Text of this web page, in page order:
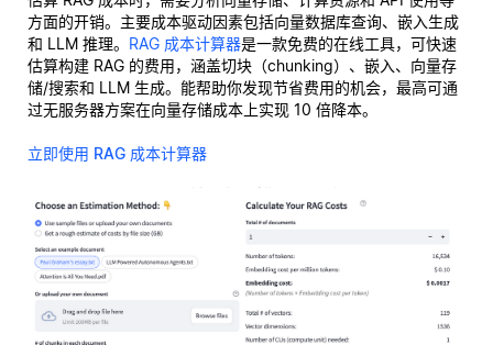
方面的开销。主要成本驱动因素包括向量数据库查询、嵌入生成
和 LLM 推理。 RAG 成本计算器是一款免费的在线工具，可快速
估算构建 RAG 的费用，涵盖切块（chunking）、嵌入、向量存
储/搜索和 LLM 生成。能帮助你发现节省费用的机会，最高可通
过无服务器方案在向量存储成本上实现 10 倍降本。
立即使用 RAG 成本计算器